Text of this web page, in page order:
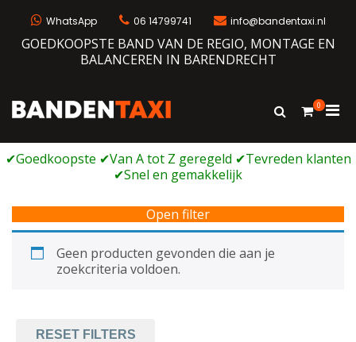
WhatsApp 06 14799741 info@bandentaxi.nl
GOEDKOOPSTE BAND VAN DE REGIO, MONTAGE EN
BALANCEREN IN BARENDRECHT
Bandengarage met eigen webshop
Toon
0
voor
Open filter
Geen producten gevonden die aan je
zoekcriteria voldoen.
RESET FILTERS